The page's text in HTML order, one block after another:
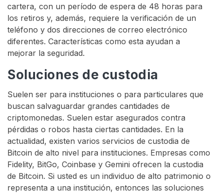
cartera, con un período de espera de 48 horas para
los retiros y, además, requiere la verificación de un
teléfono y dos direcciones de correo electrónico
diferentes. Características como esta ayudan a
mejorar la seguridad.
Soluciones de custodia
Suelen ser para instituciones o para particulares que
buscan salvaguardar grandes cantidades de
criptomonedas. Suelen estar asegurados contra
pérdidas o robos hasta ciertas cantidades. En la
actualidad, existen varios servicios de custodia de
Bitcoin de alto nivel para instituciones. Empresas como
Fidelity, BitGo, Coinbase y Gemini ofrecen la custodia
de Bitcoin. Si usted es un individuo de alto patrimonio o
representa a una institución, entonces las soluciones